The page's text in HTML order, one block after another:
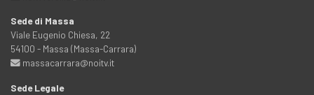
Sede di Massa
Viale Eugenio Chiesa, 22
54100 - Massa (Massa-Carrara)
massacarrara@noitv.it
Sede Legale